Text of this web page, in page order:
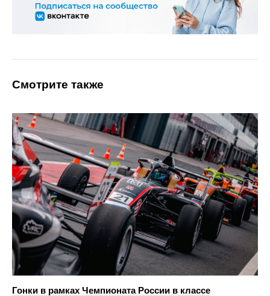
Смотрите также
Гонки в рамках Чемпионата России в классе